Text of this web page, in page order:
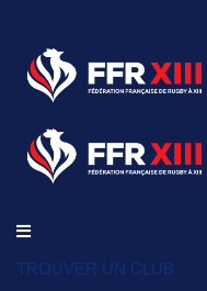
TROUVER UN CLUB